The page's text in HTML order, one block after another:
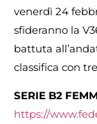
venerdì 24
sfideranno la
battuta
classifica con
SERIE B2
https://